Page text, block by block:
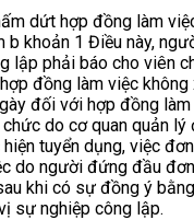
dứt hợp đồng làm
b khoản 1 Điều này,
lập phải báo cho viên
đồng làm việc
đối với hợp đồng
do cơ quan quản
tuyển dụng, việc
do người đứng đầu
khi có sự đồng ý
sự nghiệp công lập.